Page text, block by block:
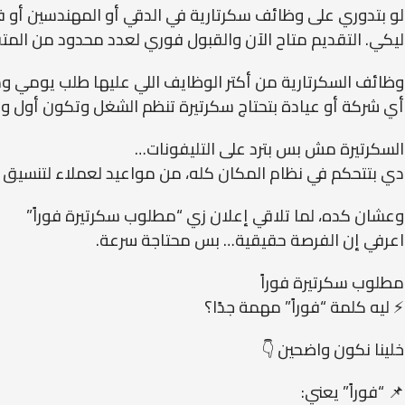
لو بتدوري على وظائف سكرتارية في الدقي أو المهندسين
ليكي. التقديم متاح الآن والقبول فوري لعدد محدود من
وظائف السكرتارية من أكتر الوظايف اللي عليها طلب
أي شركة أو عيادة بتحتاج سكرتيرة تنظم الشغل وتكون أول
السكرتيرة مش بس بترد على التليفونات…
دي بتتحكم في نظام المكان كله، من مواعيد لعملاء
وعشان كده، لما تلاقي إعلان زي “مطلوب سكرتيرة فوراً”
اعرفي إن الفرصة حقيقية… بس محتاجة سرعة.
مطلوب سكرتيرة فوراً
⚡ ليه كلمة “فوراً” مهمة جدًا؟
خلينا نكون واضحين 👇
📌 “فوراً” يعني: